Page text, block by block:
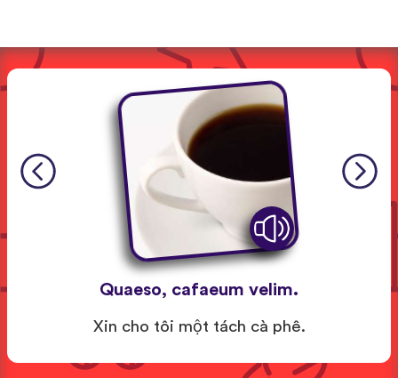
Quaeso, cafaeum velim.
Xin cho tôi một tách cà phê.